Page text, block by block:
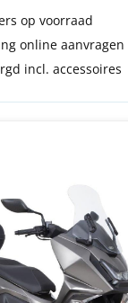
op voorraad
online aanvragen
incl. accessoires